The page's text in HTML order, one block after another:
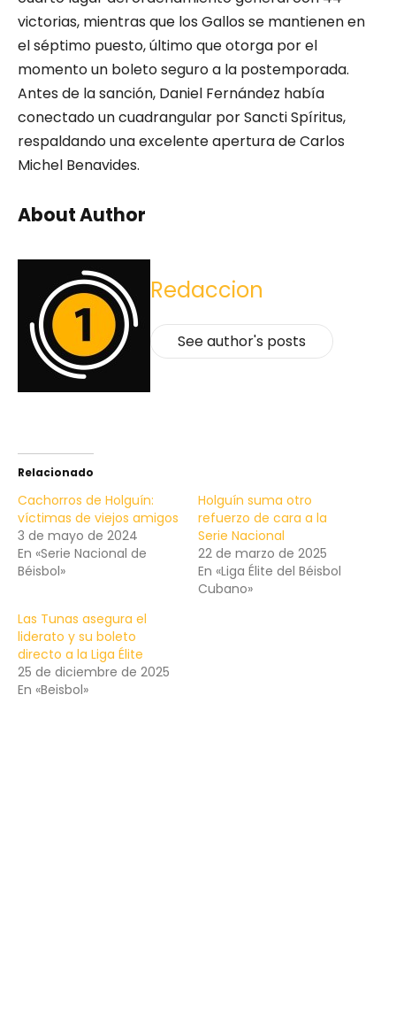
victorias, mientras que los Gallos se mantienen en
el séptimo puesto, último que otorga por el
momento un boleto seguro a la postemporada.
Antes de la sanción, Daniel Fernández había
conectado un cuadrangular por Sancti Spíritus,
respaldando una excelente apertura de Carlos
Michel Benavides.
About Author
Redaccion
See author's posts
Relacionado
Cachorros de Holguín:
víctimas de viejos amigos
3 de mayo de 2024
En «Serie Nacional de
Béisbol»
Holguín suma otro
refuerzo de cara a la
Serie Nacional
22 de marzo de 2025
En «Liga Élite del Béisbol
Cubano»
Las Tunas asegura el
liderato y su boleto
directo a la Liga Élite
25 de diciembre de 2025
En «Beisbol»